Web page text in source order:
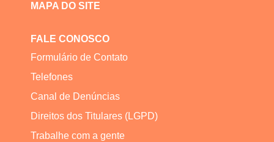
MAPA DO SITE
FALE CONOSCO
Formulário de Contato
Telefones
Canal de Denúncias
Direitos dos Titulares (LGPD)
Trabalhe com a gente